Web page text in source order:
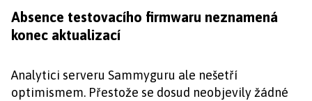
Absence testovacího firmwaru neznamená
konec aktualizací
Analytici serveru Sammyguru ale nešetří
optimismem. Přestože se dosud neobjevily žádné